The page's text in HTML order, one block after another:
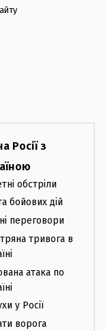
Росії з
обстріли
бойових дій
переговори
тривога в
атака по
у Росії
ворога